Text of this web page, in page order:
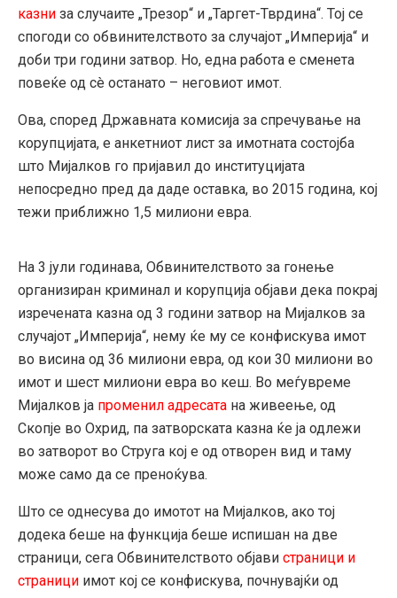
казни за случаите „Трезор“ и „Таргет-Тврдина“. Тој се
спогоди со обвинителството за случајот „Империја“ и
доби три години затвор. Но, една работа е сменета
повеќе од сè останато – неговиот имот.
Ова, според Државната комисија за спречување на
корупцијата, е анкетниот лист за имотната состојба
што Мијалков го пријавил до институцијата
непосредно пред да даде оставка, во 2015 година, кој
тежи приближно 1,5 милиони евра.
На 3 јули годинава, Обвинителството за гонење
организиран криминал и корупција објави дека покрај
изречената казна од 3 години затвор на Мијалков за
случајот „Империја“, нему ќе му се конфискува имот
во висина од 36 милиони евра, од кои 30 милиони во
имот и шест милиони евра во кеш. Во меѓувреме
Мијалков ја променил адресата на живеење, од
Скопје во Охрид, па затворската казна ќе ја одлежи
во затворот во Струга кој е од отворен вид и таму
може само да се преноќува.
Што се однесува до имотот на Мијалков, ако тој
додека беше на функција беше испишан на две
страници, сега Обвинителството објави страници и
страници имот кој се конфискува, почнувајќи од